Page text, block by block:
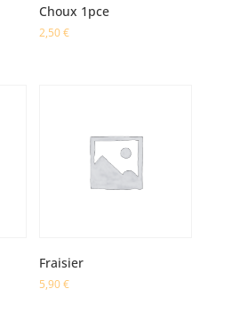
Choux 1pce
2,50€
Fraisier
5,90€